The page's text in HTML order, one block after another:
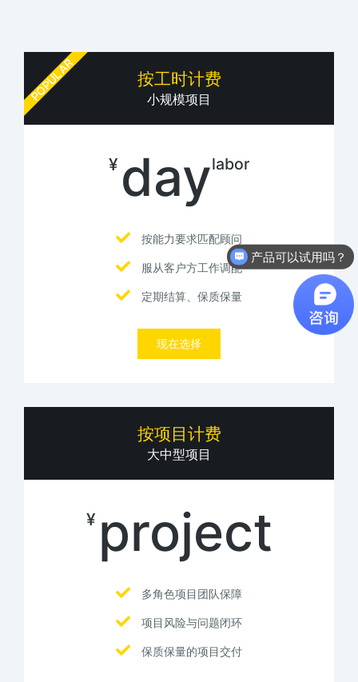
按工时计费
小规模项目
¥ daylabor
按能力要求匹配顾问
服从客户方工作调配
定期结算、保质保量
现在选择
POPULAR
按项目计费
大中型项目
¥ project
多角色项目团队保障
项目风险与问题闭环
保质保量的项目交付
产品可以试用吗？